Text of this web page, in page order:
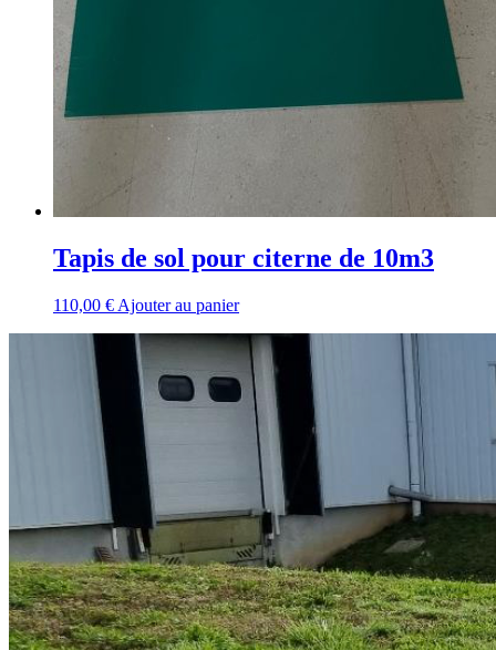
Tapis de sol pour citerne de 10m3
110,00 € Ajouter au panier